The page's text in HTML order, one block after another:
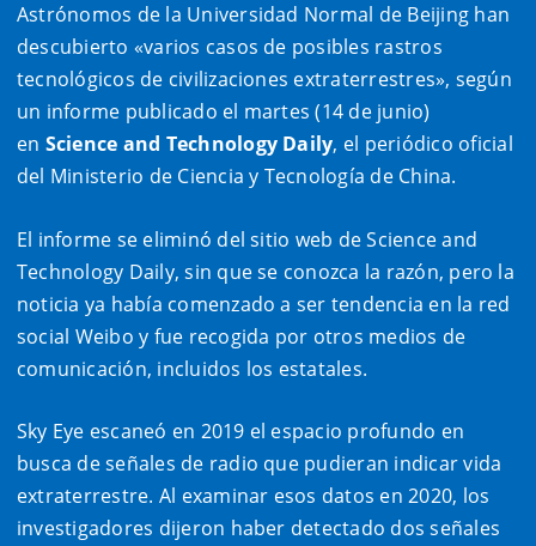
Astrónomos de la Universidad Normal de Beijing han
descubierto «varios casos de posibles rastros
tecnológicos de civilizaciones extraterrestres», según
un informe publicado el martes (14 de junio)
en Science and Technology Daily, el periódico oficial
del Ministerio de Ciencia y Tecnología de China.
El informe se eliminó del sitio web de Science and
Technology Daily, sin que se conozca la razón, pero la
noticia ya había comenzado a ser tendencia en la red
social Weibo y fue recogida por otros medios de
comunicación, incluidos los estatales.
Sky Eye escaneó en 2019 el espacio profundo en
busca de señales de radio que pudieran indicar vida
extraterrestre. Al examinar esos datos en 2020, los
investigadores dijeron haber detectado dos señales